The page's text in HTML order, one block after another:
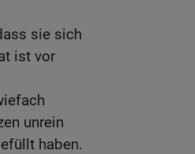
sie sich
ist vor
unrein
haben.